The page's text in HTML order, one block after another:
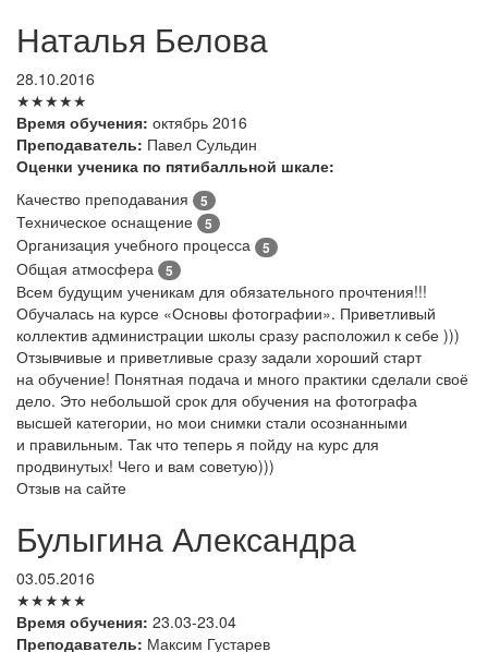
Наталья Белова
28.10.2016
★★★★★
Время обучения: октябрь 2016
Преподаватель: Павел Сульдин
Оценки ученика по пятибалльной шкале:
Качество преподавания
5
Техническое оснащение 5
Организация учебного процесса 5
Общая атмосфера 5
Всем будущим ученикам для обязательного прочтения!!!
Обучалась на курсе «Основы фотографии». Приветливый
коллектив администрации школы сразу расположил к себе )))
Отзывчивые и приветливые сразу задали хороший старт
на обучение! Понятная подача и много практики сделали своё
дело. Это небольшой срок для обучения на фотографа
высшей категории, но мои снимки стали осознанными
и правильным. Так что теперь я пойду на курс для
продвинутых! Чего и вам советую)))
Отзыв на сайте
Булыгина Александра
03.05.2016
★★★★★
Время обучения: 23.03-23.04
Преподаватель: Максим Густарев